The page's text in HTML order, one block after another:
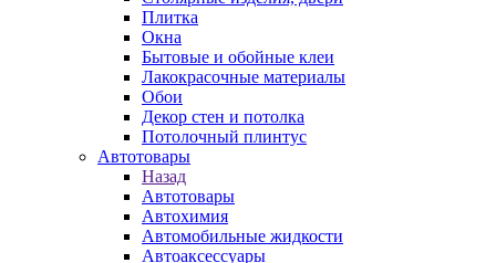
Плитка
Окна
Бытовые и обойные клеи
Лакокрасочные материалы
Обои
Декор стен и потолка
Потолочный плинтус
Автотовары
Назад
Автотовары
Автохимия
Автомобильные жидкости
Автоаксессуары